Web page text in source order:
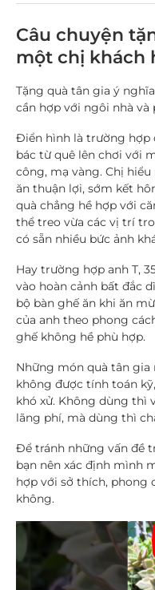
Câu chuyện
một chị khách
Tặng quà tân gia ý
cần hợp với ngôi nhà và
Điển hình là trường hợp
bác từ quê lên chơi với
công, mạ vàng. Chị
ăn thuận lợi, sớm kết
quà chẳng hề hợp với
thể treo vừa các vị trí
có sẵn nhiều bức ảnh
Hay trường hợp anh T,
vào hoàn cảnh bất đắc
bộ bàn ghế ăn khi ăn
của anh theo phong
ghế không hề phù hợp.
Những món quà tân gia
không được tính toán
khó xử. Không dùng thì
lãng phí, mà dùng thì
Để tránh những vấn đề
bạn nên xác định mình
hợp với sở thích, phong
không.